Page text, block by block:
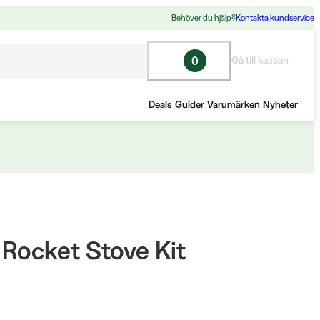
Behöver du hjälp?Kontakta kundservice
0 Gå till kassan
Deals Guider Varumärken Nyheter
Stove Kit